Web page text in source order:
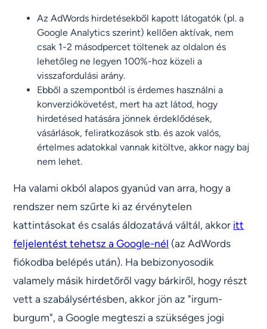
Az AdWords hirdetésekből kapott látogatók (pl. a
Google Analytics szerint) kellően aktívak, nem
csak 1-2 másodpercet töltenek az oldalon és
lehetőleg ne legyen 100%-hoz közeli a
visszafordulási arány.
Ebből a szempontból is érdemes használni a
konverziókövetést, mert ha azt látod, hogy
hirdetésed hatására jönnek érdeklődések,
vásárlások, feliratkozások stb. és azok valós,
értelmes adatokkal vannak kitöltve, akkor nagy baj
nem lehet.
Ha valami okból alapos gyanúd van arra, hogy a
rendszer nem szűrte ki az érvénytelen
kattintásokat és csalás áldozatává váltál, akkor itt
feljelentést tehetsz a Google-nél (az AdWords
fiókodba belépés után). Ha bebizonyosodik
valamely másik hirdetőről vagy bárkiről, hogy részt
vett a szabálysértésben, akkor jön az "irgum-
burgum", a Google megteszi a szükséges jogi